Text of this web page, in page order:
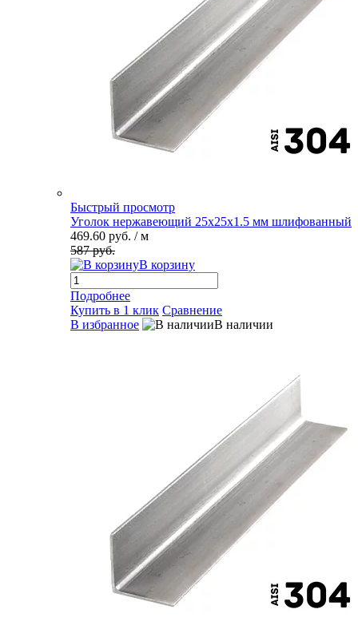
Быстрый просмотр
Уголок нержавеющий 25х25х1.5 мм шлифованный
469.60 руб. / м
587 руб.
В корзину
Подробнее
Купить в 1 клик Сравнение
В избранное
В наличии